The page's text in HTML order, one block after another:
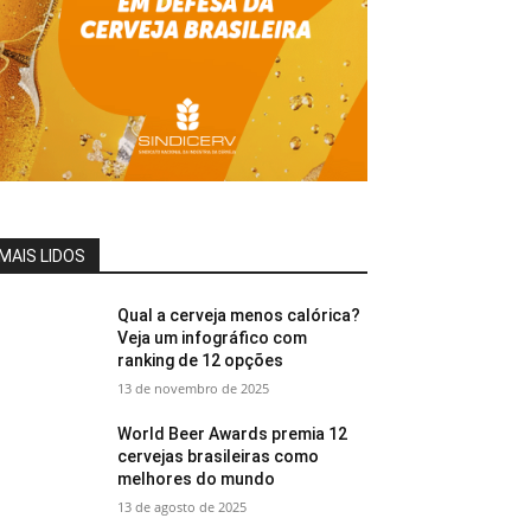
LIDOS
Qual a cerveja menos calórica?
Veja um infográfico com
ranking de 12 opções
13 de novembro de 2025
World Beer Awards premia 12
cervejas brasileiras como
melhores do mundo
13 de agosto de 2025